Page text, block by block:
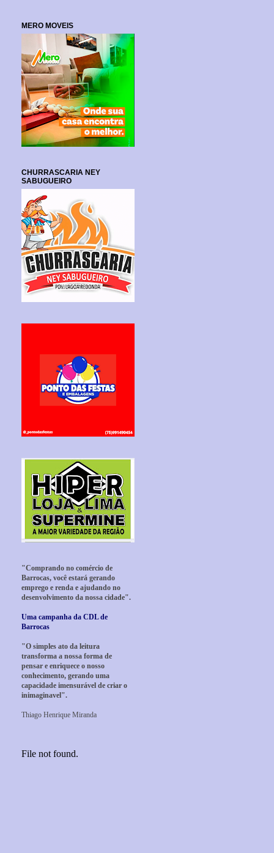
MERO MOVEIS
CHURRASCARIA NEY
SABUGUEIRO
"Comprando no comércio de
Barrocas, você estará gerando
emprego e renda e ajudando no
desenvolvimento da nossa cidade".
Uma campanha da CDL de
Barrocas
"O simples ato da leitura
transforma a nossa forma de
pensar e enriquece o nosso
conhecimento, gerando uma
capacidade imensurável de criar o
inimaginavel".
Thiago Henrique Miranda